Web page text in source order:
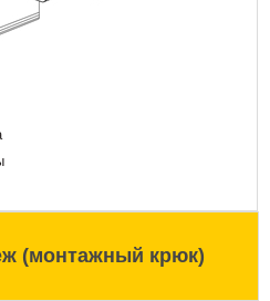
(монтажный крюк)